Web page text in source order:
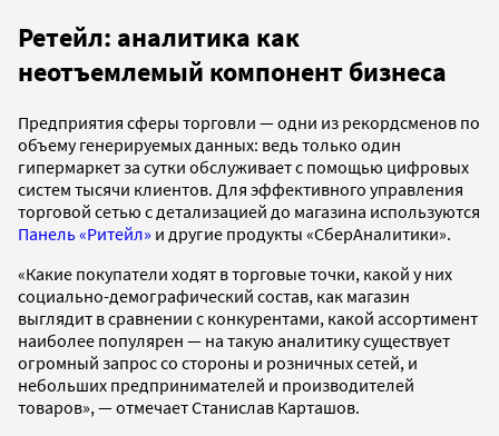
Ретейл: аналитика как
неотъемлемый компонент бизнеса
Предприятия сферы торговли — одни из рекордсменов по
объему генерируемых данных: ведь только один
гипермаркет за сутки обслуживает с помощью цифровых
систем тысячи клиентов. Для эффективного управления
торговой сетью с детализацией до магазина используются
Панель «Ритейл» и другие продукты «СберАналитики».
«Какие покупатели ходят в торговые точки, какой у них
социально-демографический состав, как магазин
выглядит в сравнении с конкурентами, какой ассортимент
наиболее популярен — на такую аналитику существует
огромный запрос со стороны и розничных сетей, и
небольших предпринимателей и производителей
товаров», — отмечает Станислав Карташов.